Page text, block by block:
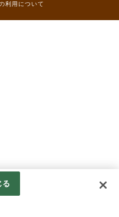
利用について
る